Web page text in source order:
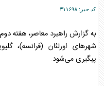
کد خبر: ۳۱۱۶۹۸
به گزارش راهبرد معاصر، هفته
شهر‌های اورلئان (فرانسه)،
پیگیری می‌شود.